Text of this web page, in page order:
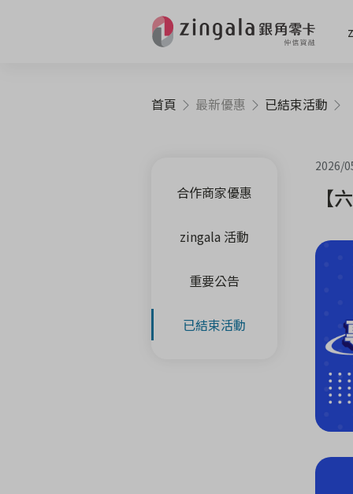
首頁 最新優惠 已結束活動
合作商家優惠
zingala 活動
重要公告
已結束活動
2026/
【